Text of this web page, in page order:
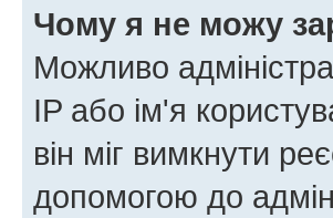
Чому я не можу
Можливо
IP або ім'я
він міг вимкнути
допомогою до